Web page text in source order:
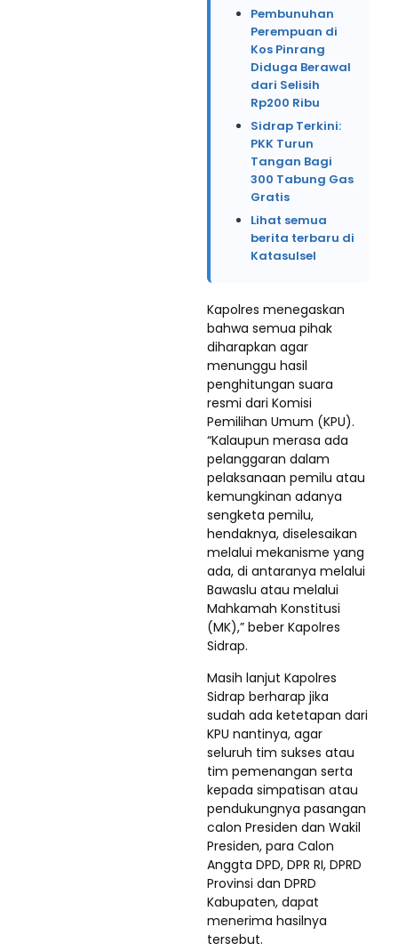
Pembunuhan
Perempuan di
Kos Pinrang
Diduga Berawal
dari Selisih
Rp200 Ribu
Sidrap Terkini:
PKK Turun
Tangan Bagi
300 Tabung Gas
Gratis
Lihat semua
berita terbaru di
Katasulsel
Kapolres menegaskan
bahwa semua pihak
diharapkan agar
menunggu hasil
penghitungan suara
resmi dari Komisi
Pemilihan Umum (KPU).
“Kalaupun merasa ada
pelanggaran dalam
pelaksanaan pemilu atau
kemungkinan adanya
sengketa pemilu,
hendaknya, diselesaikan
melalui mekanisme yang
ada, di antaranya melalui
Bawaslu atau melalui
Mahkamah Konstitusi
(MK),” beber Kapolres
Sidrap.
Masih lanjut Kapolres
Sidrap berharap jika
sudah ada ketetapan dari
KPU nantinya, agar
seluruh tim sukses atau
tim pemenangan serta
kepada simpatisan atau
pendukungnya pasangan
calon Presiden dan Wakil
Presiden, para Calon
Anggta DPD, DPR RI, DPRD
Provinsi dan DPRD
Kabupaten, dapat
menerima hasilnya
tersebut.